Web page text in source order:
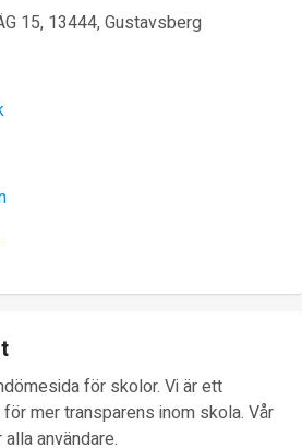
15, 13444, Gustavsberg
för skolor. Vi är ett
mer transparens inom skola. Vår
användare.